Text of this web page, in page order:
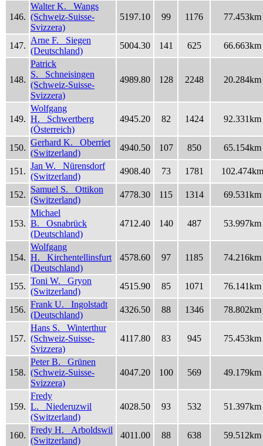
146.
Walter K. Wangs
(Schweiz-Suisse-
Svizzera)
5197.10 99 1176 77.453km
147.
Arne F. Siegen
(Deutschland)
5004.30 141 625 66.663km
148.
Patrick
S. Schneisingen
(Schweiz-Suisse-
Svizzera)
4989.80 128 2248 20.284km
149.
Wolfgang
H. Schwertberg
(Österreich)
4945.20 82 1424 92.331km
150.
Gerhard K. Oberriet
(Switzerland)
4940.50 107 850 65.154km
151.
Jan W. Nürensdorf
(Switzerland)
4908.40 73 1781 102.474km
152.
Samuel S. Ottikon
(Switzerland)
4778.30 115 1314 69.531km
153.
Michael
B. Osnabrück
(Deutschland)
4712.40 140 487 53.997km
154.
Wolfgang
H. Kirchentellinsfurt
(Deutschland)
4578.60 97 1185 74.216km
155.
Toni W. Gryon
(Switzerland)
4515.90 85 1071 76.141km
156.
Frank U. Ingolstadt
(Deutschland)
4326.50 88 1346 78.802km
157.
Hans S. Winterthur
(Schweiz-Suisse-
Svizzera)
4117.80 83 945 75.453km
158.
Peter B. Grünen
(Schweiz-Suisse-
Svizzera)
4047.20 100 569 49.179km
159.
Fredy
L. Niederuzwil
(Switzerland)
4028.50 93 532 51.397km
160.
Fredy H. Arboldswil
(Switzerland)
4011.00 88 638 59.512km